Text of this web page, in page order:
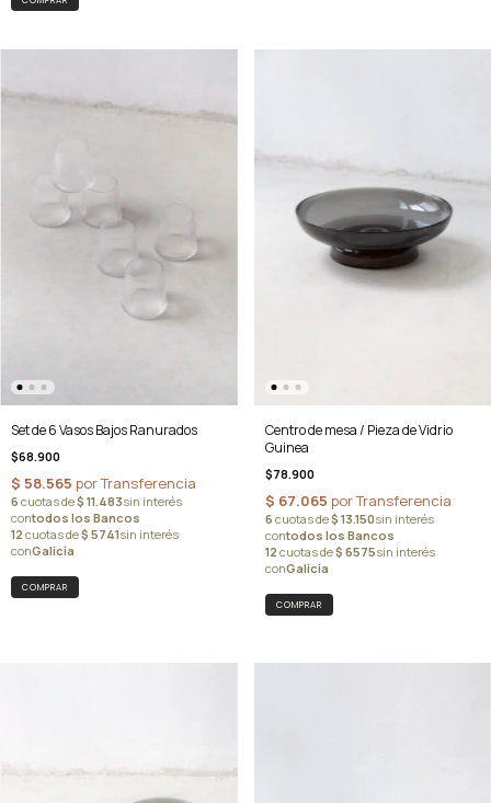
Set de 6 Vasos Bajos Ranurados
$68.900
Centro de mesa / Pieza de Vidrio
Guinea
$78.900